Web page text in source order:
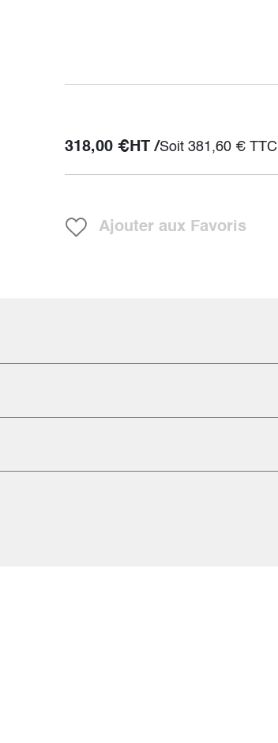
318,00€ HT /Soit 381,60€TTC
Ajouter aux Favoris